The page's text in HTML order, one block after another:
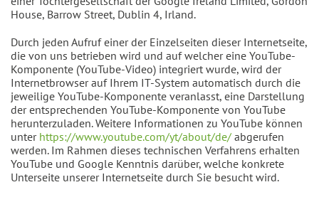
House, Barrow Street, Dublin 4, Irland.
Durch jeden Aufruf einer der Einzelseiten dieser Internetseite,
die von uns betrieben wird und auf welcher eine YouTube-
Komponente (YouTube-Video) integriert wurde, wird der
Internetbrowser auf Ihrem IT-System automatisch durch die
jeweilige YouTube-Komponente veranlasst, eine Darstellung
der entsprechenden YouTube-Komponente von YouTube
herunterzuladen. Weitere Informationen zu YouTube können
unter https://www.youtube.com/yt/about/de/ abgerufen
werden. Im Rahmen dieses technischen Verfahrens erhalten
YouTube und Google Kenntnis darüber, welche konkrete
Unterseite unserer Internetseite durch Sie besucht wird.